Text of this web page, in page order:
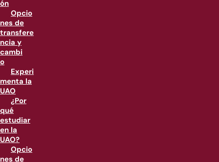
ón
Opcio
nes de
transfere
ncia y
cambi
o
Experi
menta la
UAO
¿Por
qué
estudiar
en la
UAO?
Opcio
nes de